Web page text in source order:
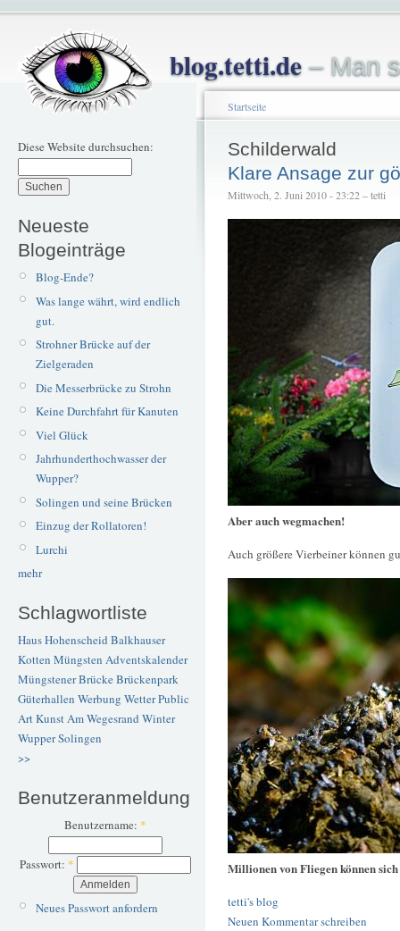
blog.tetti.de– Man
Diese Website durchsuchen:
Neueste
Blogeinträge
Blog-Ende?
Was lange währt, wird endlich
gut.
Strohner Brücke auf der
Zielgeraden
Die Messerbrücke zu Strohn
Keine Durchfahrt für Kanuten
Viel Glück
Jahrhunderthochwasser der
Wupper?
Solingen und seine Brücken
Einzug der Rollatoren!
Lurchi
mehr
Schlagwortliste
Haus Hohenscheid Balkhauser
Kotten Müngsten Adventskalender
Müngstener BrückeBrückenpark
Güterhallen Werbung WetterPublic
ArtKunstAm Wegesrand Winter
WupperSolingen
>>
Benutzeranmeldung
Benutzername: *
Passwort: *
Neues Passwort anfordern
Startseite
Schilderwald
Klare Ansage zur
Mittwoch, 2. Juni 2010 - 23:22 – tetti
Aber auch wegmachen!
Auch größere Vierbeiner können
Millionen von Fliegen können
tetti's blog
Neuen Kommentar schreiben